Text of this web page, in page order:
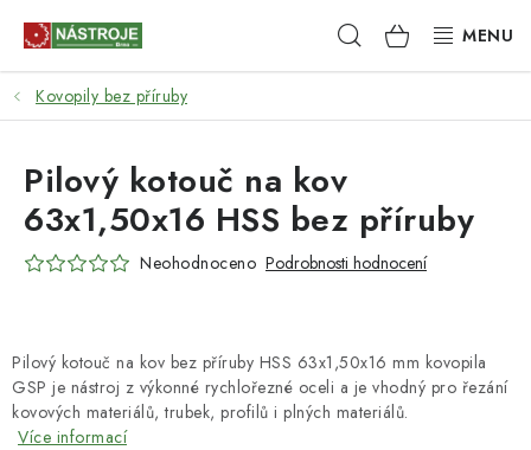
Hledat NÁKUPNÍ
KOŠÍK
NÁSTROJE
AKCE
BRUSIVO
RUČNÍ NÁŘADÍ, PŘÍPRAVKY
Kovopily bez příruby
Pilový kotouč na kov bez příruby HSS 63x1,50x16 mm kovopila
GSP je nástroj z výkonné rychlořezné oceli a je vhodný pro řezání
kovových materiálů, trubek, profilů i plných materiálů.
Více informací
Pilový kotouč na kov
63x1,50x16 HSS bez příruby
Neohodnoceno Podrobnosti hodnocení